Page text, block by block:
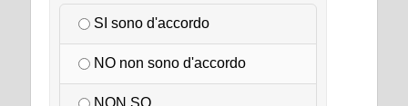
SI sono d'accordo
NO non sono d'accordo